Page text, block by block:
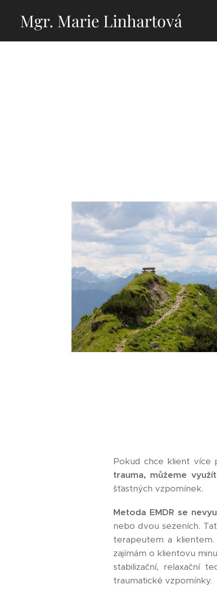
Mgr. Marie Linhartová
Pokud chce klient více
trauma, můžeme
šťastných vzpomínek.
Metoda EMDR se
nebo dvou sezeních.
terapeutem a
zajímám o klientovu
stabilizační, relaxační
traumatické vzpomínky.